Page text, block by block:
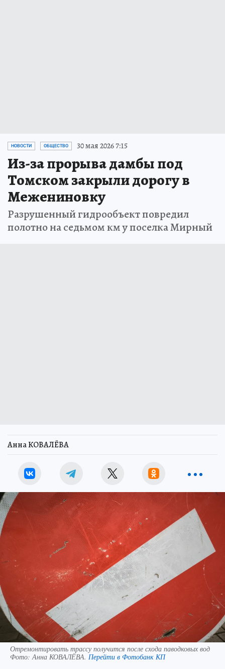
НОВОСТИ ОБЩЕСТВО 30 мая 2026 7:15
Из-за прорыва дамбы под
Томском закрыли дорогу в
Межениновку
Разрушенный гидрообъект повредил
полотно на седьмом км у поселка Мирный
Анна КОВАЛЁВА
Отремонтировать трассу получится после схода паводковых вод
Фото: Анна КОВАЛЁВА. Перейти в Фотобанк КП